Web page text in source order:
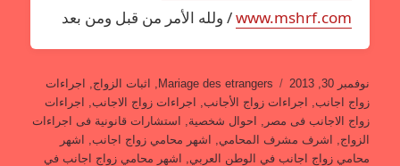
www.mshrf.com/ ولله الأمر من قبل ومن بعد
نُشرت
في
نوفمبر 30, 2013 التصنيفات
Mariage des etrangers اثبات الزواج
اجراءات
زواج اجانب اجراءات زواج الأجانب اجراءات زواج الاجانب اجراءات
زواج الاجانب فى مصر
احوال شخصية
استشارات قانونية فى اجراءات
الزواج
اشرف مشرف المحامي اشهر محامي زواج اجانب اشهر
محامي زواج اجانب في الوطن العربي
اشهر محامي زواج اجانب في